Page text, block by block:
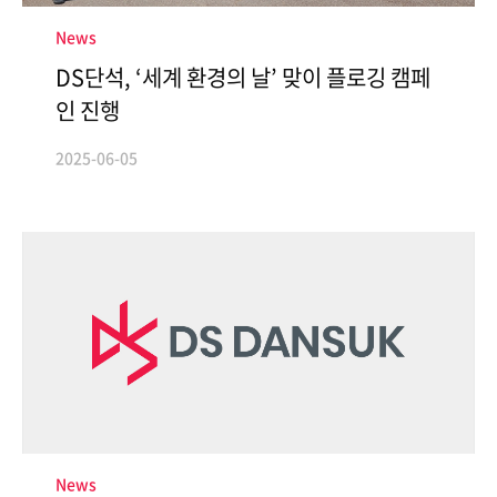
News
DS단석, ‘세계 환경의 날’ 맞이 플로깅 캠페
인 진행
2025-06-05
News